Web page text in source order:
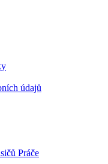
údajů
Práče